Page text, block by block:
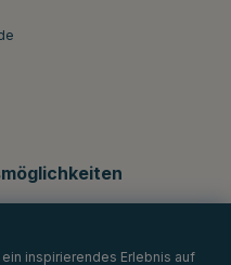
inspirierendes Erlebnis auf